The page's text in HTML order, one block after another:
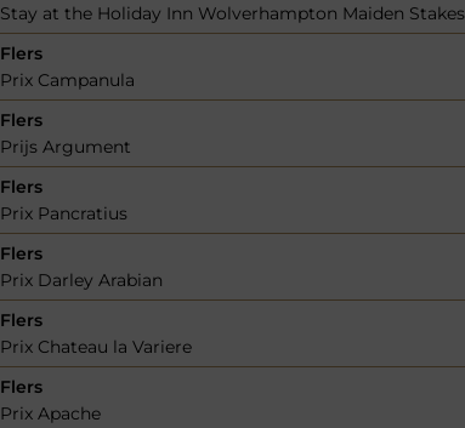
Stay at the Holiday Inn Wolverhampton Maiden Stakes
Flers
Prix Campanula
Flers
Prijs Argument
Flers
Prix Pancratius
Flers
Prix Darley Arabian
Flers
Prix Chateau la Variere
Flers
Prix Apache